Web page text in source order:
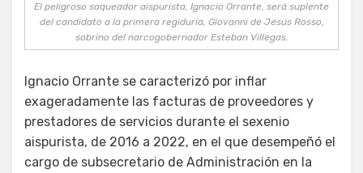
El peligroso saqueador aispurista, Ignacio Orrante, será suplente
del candidato a la primera regiduría, Giovanni de Jesús Rosso,
sobrino del narcogobernador Esteban Villegas.
Ignacio Orrante se caracterizó por inflar
exageradamente las facturas de proveedores y
prestadores de servicios durante el sexenio
aispurista, de 2016 a 2022, en el que desempeñó el
cargo de subsecretario de Administración en la